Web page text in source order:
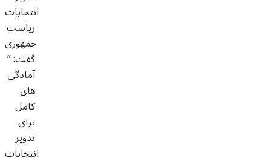
انتخابات
ریاست
جمهوری
گفت: ”
آمادگی
های
کامل
برای
تدویر
انتخابات